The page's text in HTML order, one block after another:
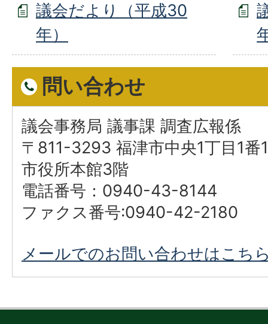
議会だより（平成30
年）
問い合わせ
議会事務局 議事課 調査広報係
〒811-3293 福津市中央1丁目1番
市役所本館3階
電話番号：0940-43-8144
ファクス番号:0940-42-2180
メールでのお問い合わせはこち